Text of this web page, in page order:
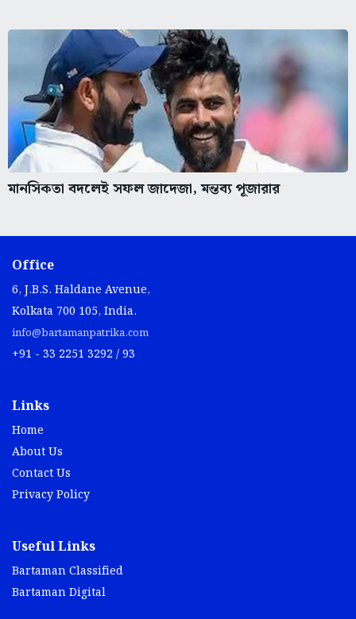
মানসিকতা বদলেই সফল জাদেজা, মন্তব্য পূজারার
Office
6, J.B.S. Haldane Avenue,
Kolkata 700 105, India.
info@bartamanpatrika.com
+91 - 33 2251 3292 / 93
Links
Home
About Us
Contact Us
Privacy Policy
Useful Links
Bartaman Classified
Bartaman Digital